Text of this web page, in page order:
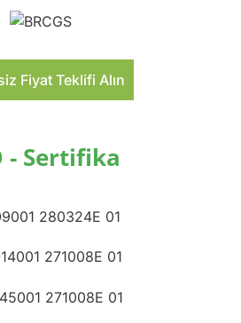
Fiyat Teklifi Alın
- Sertifika